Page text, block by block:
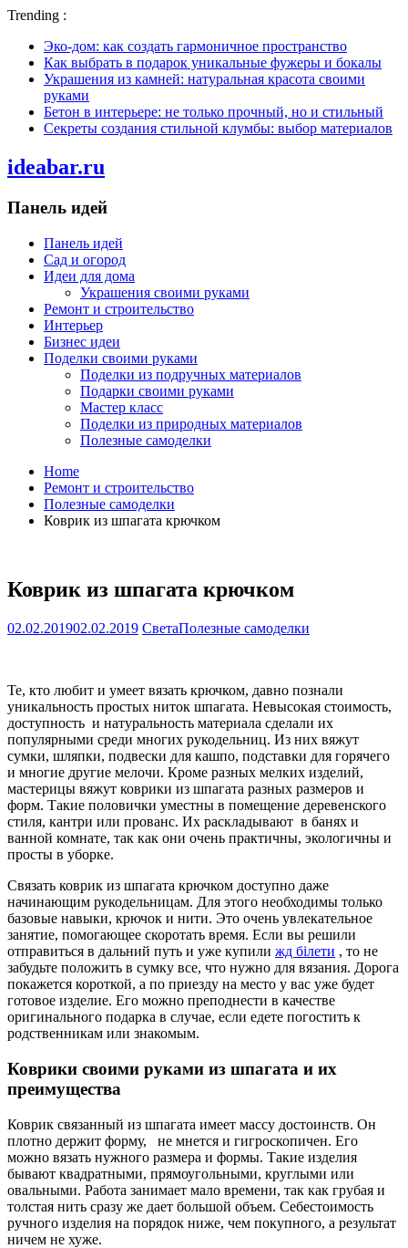
Trending :
Эко-дом: как создать гармоничное пространство
Как выбрать в подарок уникальные фужеры и бокалы
Украшения из камней: натуральная красота своими
руками
Бетон в интерьере: не только прочный, но и стильный
Секреты создания стильной клумбы: выбор материалов
ideabar.ru
Панель идей
Панель идей
Сад и огород
Идеи для дома
Украшения своими руками
Ремонт и строительство
Интерьер
Бизнес идеи
Поделки своими руками
Поделки из подручных материалов
Подарки своими руками
Мастер класс
Поделки из природных материалов
Полезные самоделки
Home
Ремонт и строительство
Полезные самоделки
Коврик из шпагата крючком
Коврик из шпагата крючком
02.02.201902.02.2019 СветаПолезные самоделки
Те, кто любит и умеет вязать крючком, давно познали
уникальность простых ниток шпагата. Невысокая стоимость,
доступность и натуральность материала сделали их
популярными среди многих рукодельниц. Из них вяжут
сумки, шляпки, подвески для кашпо, подставки для горячего
и многие другие мелочи. Кроме разных мелких изделий,
мастерицы вяжут коврики из шпагата разных размеров и
форм. Такие половички уместны в помещение деревенского
стиля, кантри или прованс. Их раскладывают в банях и
ванной комнате, так как они очень практичны, экологичны и
просты в уборке.
Связать коврик из шпагата крючком доступно даже
начинающим рукодельницам. Для этого необходимы только
базовые навыки, крючок и нити. Это очень увлекательное
занятие, помогающее скоротать время. Если вы решили
отправиться в дальний путь и уже купили жд білети , то не
забудьте положить в сумку все, что нужно для вязания. Дорога
покажется короткой, а по приезду на место у вас уже будет
готовое изделие. Его можно преподнести в качестве
оригинального подарка в случае, если едете погостить к
родственникам или знакомым.
Коврики своими руками из шпагата и их
преимущества
Коврик связанный из шпагата имеет массу достоинств. Он
плотно держит форму, не мнется и гигроскопичен. Его
можно вязать нужного размера и формы. Такие изделия
бывают квадратными, прямоугольными, круглыми или
овальными. Работа занимает мало времени, так как грубая и
толстая нить сразу же дает большой объем. Себестоимость
ручного изделия на порядок ниже, чем покупного, а результат
ничем не хуже.